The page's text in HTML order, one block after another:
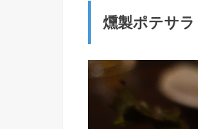
燻製ポテサラ